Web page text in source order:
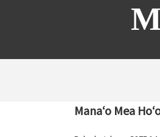
Manaʻo Mea